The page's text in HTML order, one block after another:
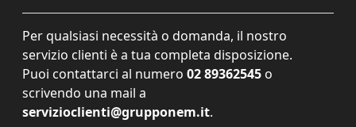
Per qualsiasi necessità o domanda, il nostro
servizio clienti è a tua completa disposizione.
Puoi contattarci al numero 02 89362545 o
scrivendo una mail a
servizioclienti@grupponem.it.